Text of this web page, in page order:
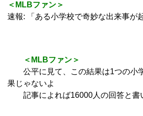
＜MLBファン＞
速報: 「ある小学校で奇妙な出来事が
＜MLBファン＞
公平に見て、この結果は1つの小
果じゃないよ
記事によれば16000人の回答と書